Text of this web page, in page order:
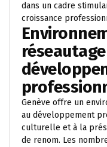
dans un cadre
croissance
Genève offre un
au développement
culturelle et à la
de renom. Les